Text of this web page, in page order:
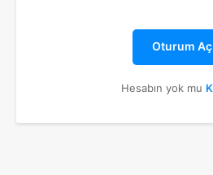
Oturum Aç
Hesabın yok mu